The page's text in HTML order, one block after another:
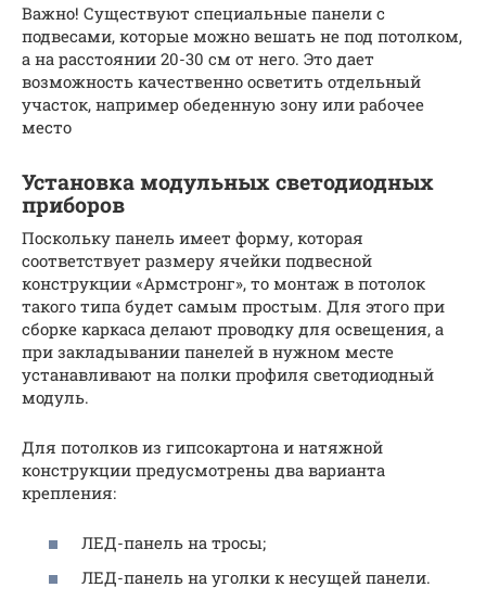
Важно! Существуют специальные панели с
подвесами, которые можно вешать не под потолком,
а на расстоянии 20-30 см от него. Это дает
возможность качественно осветить отдельный
участок, например обеденную зону или рабочее
место
Установка модульных светодиодных
приборов
Поскольку панель имеет форму, которая
соответствует размеру ячейки подвесной
конструкции «Армстронг», то монтаж в потолок
такого типа будет самым простым. Для этого при
сборке каркаса делают проводку для освещения, а
при закладывании панелей в нужном месте
устанавливают на полки профиля светодиодный
модуль.
Для потолков из гипсокартона и натяжной
конструкции предусмотрены два варианта
крепления:
ЛЕД-панель на тросы;
ЛЕД-панель на уголки к несущей панели.